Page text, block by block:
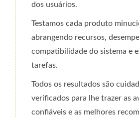
dos usuários.
Testamos cada produto
abrangendo recursos,
compatibilidade do sistema e
tarefas.
Todos os resultados são
verificados para lhe trazer as
confiáveis e as melhores